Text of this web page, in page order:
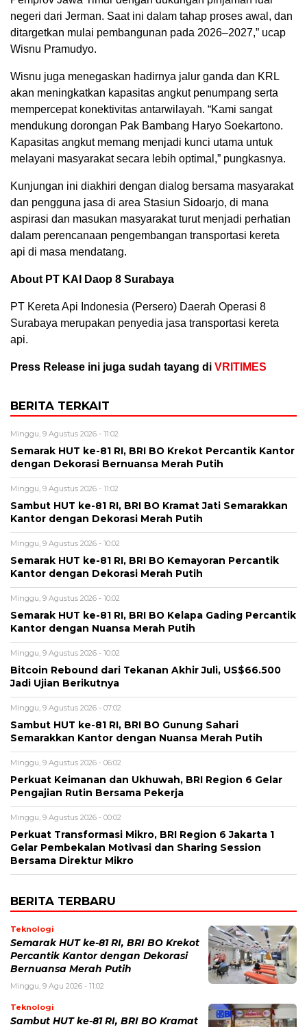
negeri dari Jerman. Saat ini dalam tahap proses awal, dan
ditargetkan mulai pembangunan pada 2026–2027,” ucap
Wisnu Pramudyo.
‎Wisnu juga menegaskan hadirnya jalur ganda dan KRL
akan meningkatkan kapasitas angkut penumpang serta
mempercepat konektivitas antarwilayah. ‎“Kami sangat
mendukung dorongan Pak Bambang Haryo Soekartono.
Kapasitas angkut memang menjadi kunci utama untuk
melayani masyarakat secara lebih optimal,” pungkasnya.
Kunjungan ini diakhiri dengan dialog bersama masyarakat
dan pengguna jasa di area Stasiun Sidoarjo, di mana
aspirasi dan masukan masyarakat turut menjadi perhatian
dalam perencanaan pengembangan transportasi kereta
api di masa mendatang.
About PT KAI Daop 8 Surabaya
PT Kereta Api Indonesia (Persero) Daerah Operasi 8
Surabaya merupakan penyedia jasa transportasi kereta
api.
Press Release ini juga sudah tayang di VRITIMES
BERITA TERKAIT
Minggu, 9 Agustus 2026 - 11:02
Semarak HUT ke-81 RI, BRI BO Krekot Percantik Kantor
dengan Dekorasi Bernuansa Merah Putih
Minggu, 9 Agustus 2026 - 11:02
Sambut HUT ke-81 RI, BRI BO Kramat Jati Semarakkan
Kantor dengan Dekorasi Merah Putih
Minggu, 9 Agustus 2026 - 10:02
Semarak HUT ke-81 RI, BRI BO Kemayoran Percantik
Kantor dengan Dekorasi Merah Putih
Minggu, 9 Agustus 2026 - 10:02
Semarak HUT ke-81 RI, BRI BO Kelapa Gading Percantik
Kantor dengan Nuansa Merah Putih
Minggu, 9 Agustus 2026 - 10:02
Bitcoin Rebound dari Tekanan Akhir Juli, US$66.500
Jadi Ujian Berikutnya
Minggu, 9 Agustus 2026 - 07:02
Sambut HUT ke-81 RI, BRI BO Gunung Sahari
Semarakkan Kantor dengan Nuansa Merah Putih
Minggu, 9 Agustus 2026 - 06:02
Perkuat Keimanan dan Ukhuwah, BRI Region 6 Gelar
Pengajian Rutin Bersama Pekerja
Minggu, 9 Agustus 2026 - 00:02
Perkuat Transformasi Mikro, BRI Region 6 Jakarta 1
Gelar Pembekalan Motivasi dan Sharing Session
Bersama Direktur Mikro
BERITA TERBARU
Teknologi
Semarak HUT ke-81 RI, BRI BO Krekot
Percantik Kantor dengan Dekorasi
Bernuansa Merah Putih
Minggu, 9 Agu 2026 - 11:02
Teknologi
Sambut HUT ke-81 RI, BRI BO Kramat